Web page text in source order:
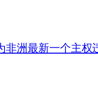
非洲最新一个主权